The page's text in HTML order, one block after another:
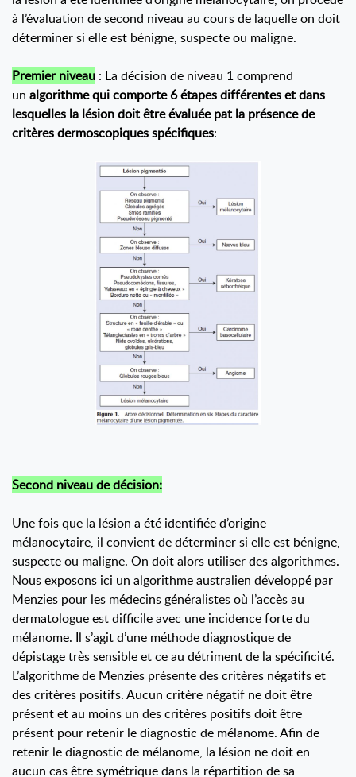
à l’évaluation de second niveau au cours de laquelle on doit
déterminer si elle est bénigne, suspecte ou maligne.
Premier niveau : La décision de niveau 1 comprend
un algorithme qui comporte 6 étapes différentes et dans
lesquelles la lésion doit être évaluée pat la présence de
critères dermoscopiques spécifiques:
Second niveau de décision:
Une fois que la lésion a été identifiée d’origine
mélanocytaire, il convient de déterminer si elle est bénigne,
suspecte ou maligne. On doit alors utiliser des algorithmes.
Nous exposons ici un algorithme australien développé par
Menzies pour les médecins généralistes où l’accès au
dermatologue est difficile avec une incidence forte du
mélanome. Il s’agit d’une méthode diagnostique de
dépistage très sensible et ce au détriment de la spécificité.
L’algorithme de Menzies présente des critères négatifs et
des critères positifs. Aucun critère négatif ne doit être
présent et au moins un des critères positifs doit être
présent pour retenir le diagnostic de mélanome. Afin de
retenir le diagnostic de mélanome, la lésion ne doit en
aucun cas être symétrique dans la répartition de sa